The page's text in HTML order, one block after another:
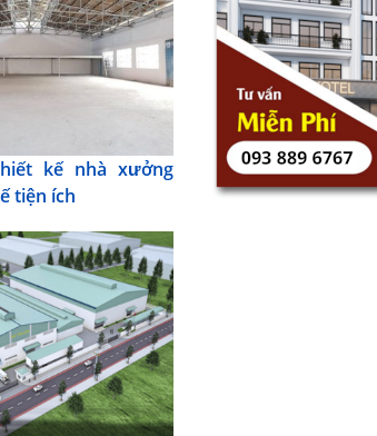
kế nhà xưởng
tiện ích